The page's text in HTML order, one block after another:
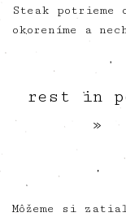
Steak potrieme
okoreníme a
rest in
»
Môžeme si